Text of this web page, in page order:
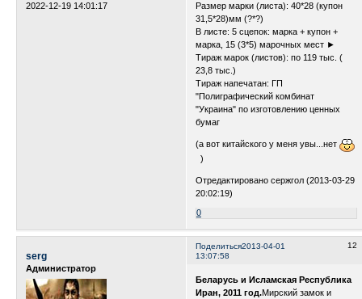
2022-12-19 14:01:17
Размер марки (листа): 40*28 (купон
31,5*28)мм (?*?)
В листе: 5 сцепок: марка + купон +
марка, 15 (3*5) марочных мест ►
Тираж марок (листов): по 119 тыс. (
23,8 тыс.)
Тираж напечатан: ГП
"Полиграфический комбинат
"Украина" по изготовлению ценных
бумаг
(а вот китайского у меня увы...нет
)
Отредактировано сержгол (2013-03-29
20:02:19)
0
Поделиться 12
2013-04-01
13:07:58
serg
Администратор
Беларусь и Исламская Республика
Иран, 2011 год.Мирский замок и